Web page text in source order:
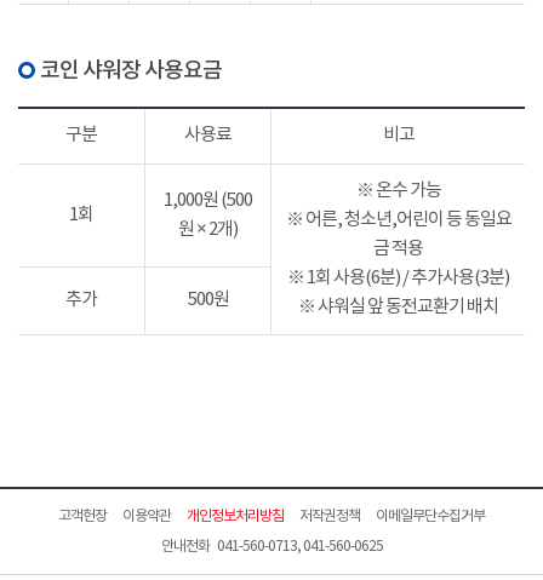
코인 샤워장 사용요금
구분 사용료 비고
1회
1,000원 (500
원 × 2개)
※ 온수 가능
※ 어른, 청소년,어린이 등 동일요
금 적용
※ 1회 사용(6분) / 추가사용(3분)
※ 샤워실 앞 동전교환기 배치
추가 500원
고객헌장 이용약관 개인정보처리방침 저작권정책
이메일무단수집거부
안내전화 041-560-0713, 041-560-0625